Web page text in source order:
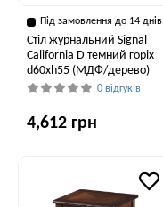
Під замовлення до 14 днів
Стіл журнальний Signal
California D темний горіх
d60хh55 (МДФ/дерево)
0 відгуків
4,612 грн